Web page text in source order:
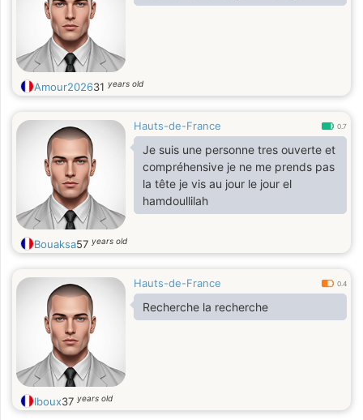
Amour202631 years old
Hauts-de-France 0.7
Je suis une personne tres ouverte et
compréhensive je ne me prends pas
la tête je vis au jour le jour el
hamdoullilah
Bouaksa57 years old
Hauts-de-France 0.4
Recherche la recherche
Iboux37 years old